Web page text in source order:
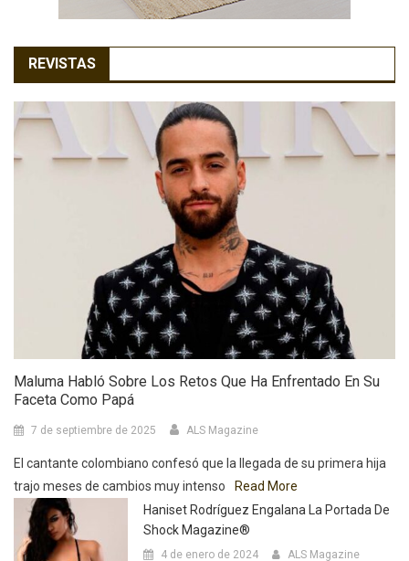
REVISTAS
Maluma Habló Sobre Los Retos Que Ha Enfrentado En Su
Faceta Como Papá
7 de septiembre de 2025 ALS Magazine
El cantante colombiano confesó que la llegada de su primera hija
trajo meses de cambios muy intenso
Read More
Haniset Rodríguez Engalana La Portada De
Shock Magazine®
4 de enero de 2024 ALS Magazine